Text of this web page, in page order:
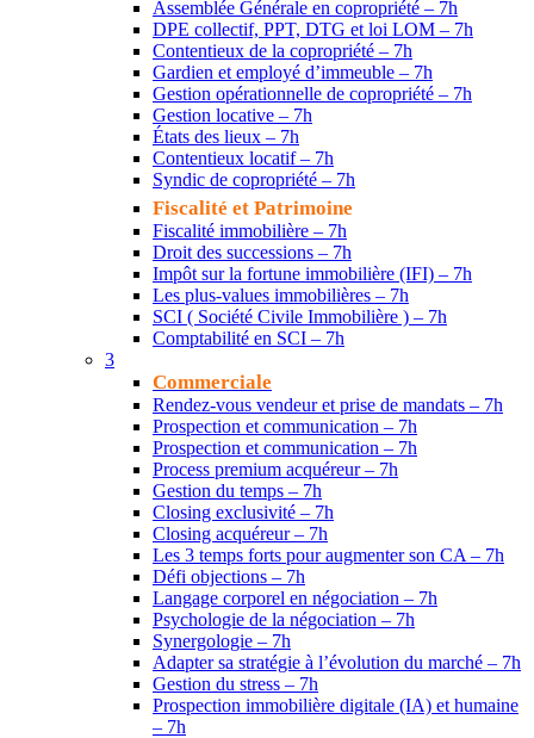
Assemblée Générale en copropriété – 7h
DPE collectif, PPT, DTG et loi LOM – 7h
Contentieux de la copropriété – 7h
Gardien et employé d’immeuble – 7h
Gestion opérationnelle de copropriété – 7h
Gestion locative – 7h
États des lieux – 7h
Contentieux locatif – 7h
Syndic de copropriété – 7h
Fiscalité et Patrimoine
Fiscalité immobilière – 7h
Droit des successions – 7h
Impôt sur la fortune immobilière (IFI) – 7h
Les plus-values immobilières – 7h
SCI ( Société Civile Immobilière ) – 7h
Comptabilité en SCI – 7h
3
Commerciale
Rendez-vous vendeur et prise de mandats – 7h
Prospection et communication – 7h
Prospection et communication – 7h
Process premium acquéreur – 7h
Gestion du temps – 7h
Closing exclusivité – 7h
Closing acquéreur – 7h
Les 3 temps forts pour augmenter son CA – 7h
Défi objections – 7h
Langage corporel en négociation – 7h
Psychologie de la négociation – 7h
Synergologie – 7h
Adapter sa stratégie à l’évolution du marché – 7h
Gestion du stress – 7h
Prospection immobilière digitale (IA) et humaine
– 7h